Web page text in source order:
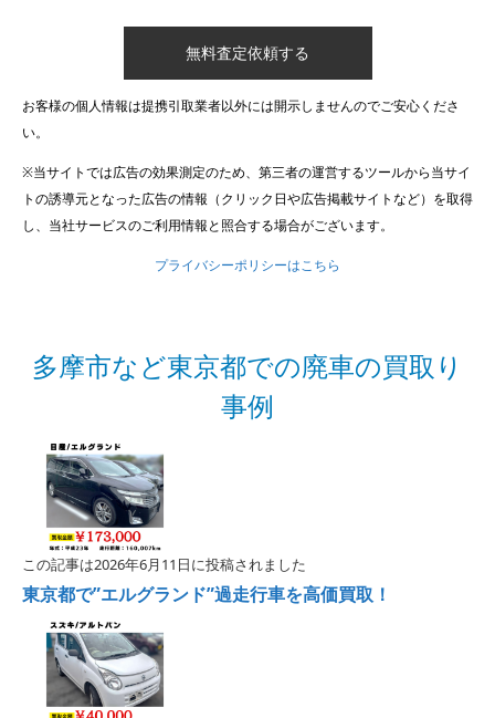
お客様の個人情報は提携引取業者以外には開示しませんのでご安心くださ
い。
※当サイトでは広告の効果測定のため、第三者の運営するツールから当サイ
トの誘導元となった広告の情報（クリック日や広告掲載サイトなど）を取得
し、当社サービスのご利用情報と照合する場合がございます。
プライバシーポリシーはこちら
多摩市など東京都での廃車の買取り
事例
この記事は2026年6月11日に投稿されました
東京都で”エルグランド”過走行車を高価買取！